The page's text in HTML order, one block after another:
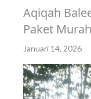
Aqiqah
Paket
Januari 14, 2026